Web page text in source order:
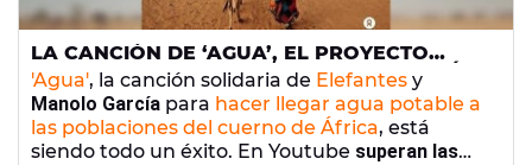
LA CANCIÓN DE ‘AGUA’, EL PROYECTO
SOLIDARIO ELEFANTES Y MANOLO GARCÍA
CON OXFAM INTERMON Y EUROPA FM,
TODO UN ÉXITO EN YOUTUBE
'Agua', la canción solidaria de Elefantes y
Manolo García para hacer llegar agua potable a
las poblaciones del cuerno de África, está
siendo todo un éxito. En Youtube superan las